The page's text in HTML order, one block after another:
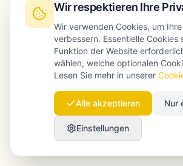
Interne Links zu
ergänzenden Inhalten
Lokalisierte Texte mit echtem
Reisende
FAQ-Bereiche, wo sie sinnvoll
Deutliche CTAs mit Fokus auf
Wir respektieren Ihre
Wir verwenden Cookies, um
verbessern. Essentielle Cookies
Funktion der Website
wählen, welche optionalen
Lesen Sie mehr in unserer
Alle akzeptieren Nur
Einstellungen